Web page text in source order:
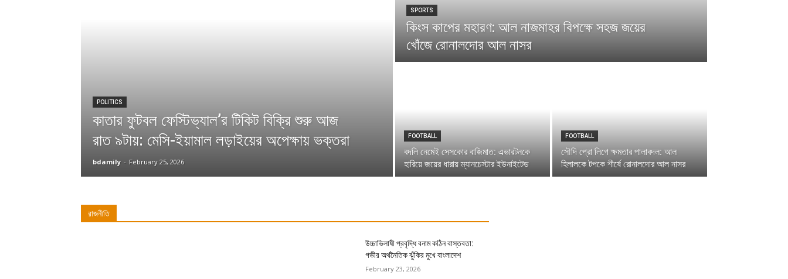
POLITICS
কাতার ফুটবল ফেস্টিভ্যাল’র টিকিট বিক্রি শুরু আজ
রাত ৯টায়: মেসি-ইয়ামাল লড়াইয়ের অপেক্ষায় ভক্তরা
bdamily - February 25, 2026
SPORTS
কিংস কাপের মহারণ: আল নাজমাহর বিপক্ষে সহজ জয়ের
খোঁজে রোনালদোর আল নাসর
FOOTBALL
বদলি নেমেই সেসকোর বাজিমাত: এভারটনকে
হারিয়ে জয়ের ধারায় ম্যানচেস্টার ইউনাইটেড
FOOTBALL
সৌদি প্রো লিগে ক্ষমতার পালাবদল: আল
হিলালকে টপকে শীর্ষে রোনালদোর আল নাসর
রাজনীতি
উচ্চাভিলাষী প্রবৃদ্ধি বনাম কঠিন বাস্তবতা:
গভীর অর্থনৈতিক ঝুঁকির মুখে বাংলাদেশ
February 23, 2026